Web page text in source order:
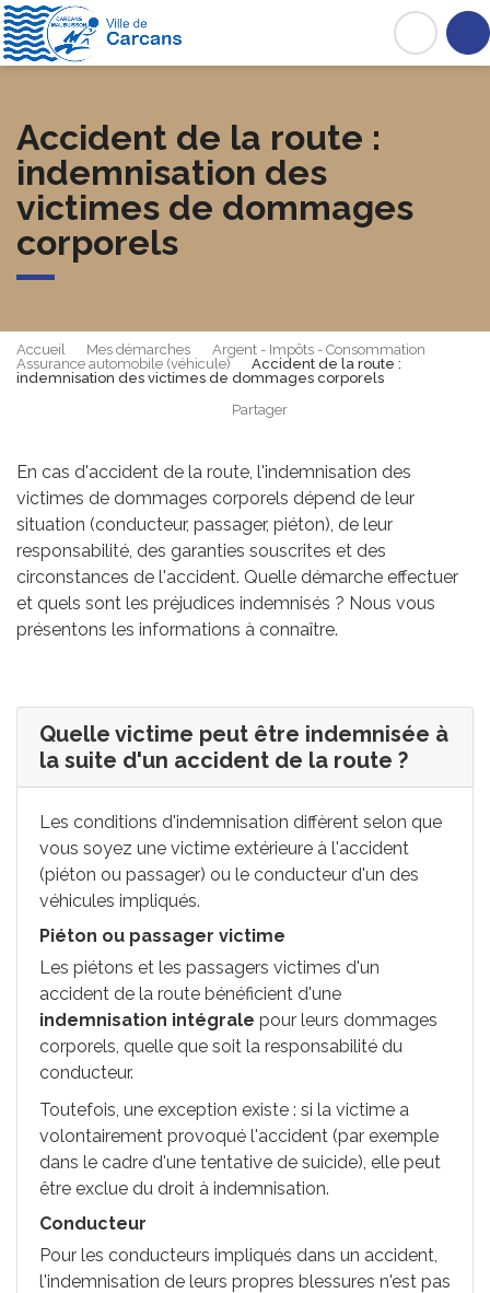
Accident de la route :
indemnisation des
victimes de dommages
corporels
Accueil Mes démarches
Argent - Impôts - Consommation
Assurance automobile (véhicule)
Accident de la route :
indemnisation des victimes de dommages corporels
Partager
En cas d'accident de la route, l'indemnisation des
victimes de dommages corporels dépend de leur
situation (conducteur, passager, piéton), de leur
responsabilité, des garanties souscrites et des
circonstances de l'accident. Quelle démarche effectuer
et quels sont les préjudices indemnisés ? Nous vous
présentons les informations à connaître.
Quelle victime peut être indemnisée à
la suite d'un accident de la route ?
Les conditions d'indemnisation diffèrent selon que
vous soyez une victime extérieure à l'accident
(piéton ou passager) ou le conducteur d'un des
véhicules impliqués.
Piéton ou passager victime
Les piétons et les passagers victimes d'un
accident de la route bénéficient d'une
indemnisation intégrale pour leurs dommages
corporels, quelle que soit la responsabilité du
conducteur.
Toutefois, une exception existe : si la victime a
volontairement provoqué l'accident (par exemple
dans le cadre d'une tentative de suicide), elle peut
être exclue du droit à indemnisation.
Conducteur
Pour les conducteurs impliqués dans un accident,
l'indemnisation de leurs propres blessures n'est pas